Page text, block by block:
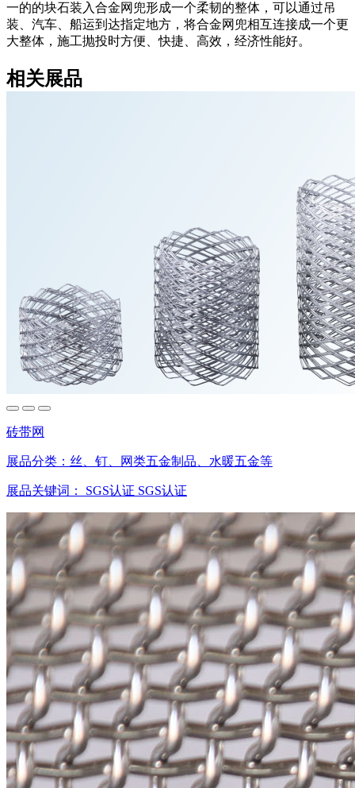
一的的块石装入合金网兜形成一个柔韧的整体，可以通过吊
装、汽车、船运到达指定地方，将合金网兜相互连接成一个更
大整体，施工抛投时方便、快捷、高效，经济性能好。
相关展品
砖带网
展品分类： 丝、钉、网类五金制品、水暖五金等
展品关键词： SGS认证 SGS认证